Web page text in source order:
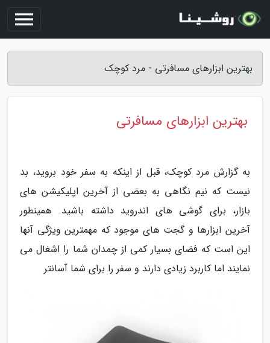
بهترین ابزارهای مسافرتی - مرد کوچک
بهترین ابزارهای مسافرتی
به گزارش مرد کوچک، قبل از اینکه به سفر خود بروید، بد
نیست که نیم نگاهی به بعضی از آخرین اپلیکیشن های
بازار، برای گوشی های اندروید داشته باشید. همینطور
آخرین ابزارها و گجت های موجود که مهمترین ویژگی آنها
این است که فضای بسیار کمی از چمدان شما را اشغال می
نمایند اما کاربرد زیادی دارند و سفر را برای شما آسانتر